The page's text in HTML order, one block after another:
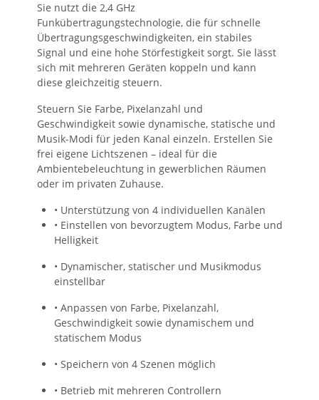
Sie nutzt die 2,4 GHz
Funkübertragungstechnologie, die für schnelle
Übertragungsgeschwindigkeiten, ein stabiles
Signal und eine hohe Störfestigkeit sorgt. Sie lässt
sich mit mehreren Geräten koppeln und kann
diese gleichzeitig steuern.
Steuern Sie Farbe, Pixelanzahl und
Geschwindigkeit sowie dynamische, statische und
Musik-Modi für jeden Kanal einzeln. Erstellen Sie
frei eigene Lichtszenen – ideal für die
Ambientebeleuchtung in gewerblichen Räumen
oder im privaten Zuhause.
• Unterstützung von 4 individuellen Kanälen
• Einstellen von bevorzugtem Modus, Farbe und
Helligkeit
• Dynamischer, statischer und Musikmodus
einstellbar
• Anpassen von Farbe, Pixelanzahl,
Geschwindigkeit sowie dynamischem und
statischem Modus
• Speichern von 4 Szenen möglich
• Betrieb mit mehreren Controllern